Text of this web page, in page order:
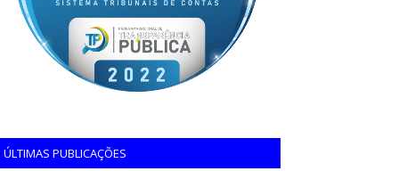
ÚLTIMAS PUBLICAÇÕES